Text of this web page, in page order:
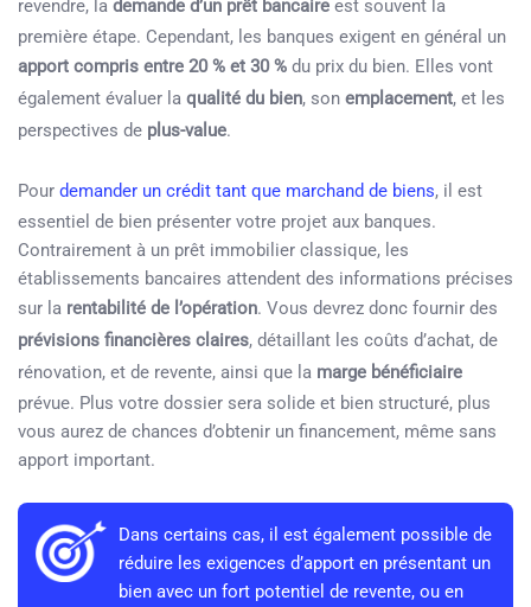
revendre, la demande d’un prêt bancaire est souvent la
première étape. Cependant, les banques exigent en général un
apport compris entre 20 % et 30 % du prix du bien. Elles vont
également évaluer la qualité du bien, son emplacement, et les
perspectives de plus-value.
Pour demander un crédit tant que marchand de biens, il est
essentiel de bien présenter votre projet aux banques.
Contrairement à un prêt immobilier classique, les
établissements bancaires attendent des informations précises
sur la rentabilité de l’opération. Vous devrez donc fournir des
prévisions financières claires, détaillant les coûts d’achat, de
rénovation, et de revente, ainsi que la marge bénéficiaire
prévue. Plus votre dossier sera solide et bien structuré, plus
vous aurez de chances d’obtenir un financement, même sans
apport important.
Dans certains cas, il est également possible de
réduire les exigences d’apport en présentant un
bien avec un fort potentiel de revente, ou en